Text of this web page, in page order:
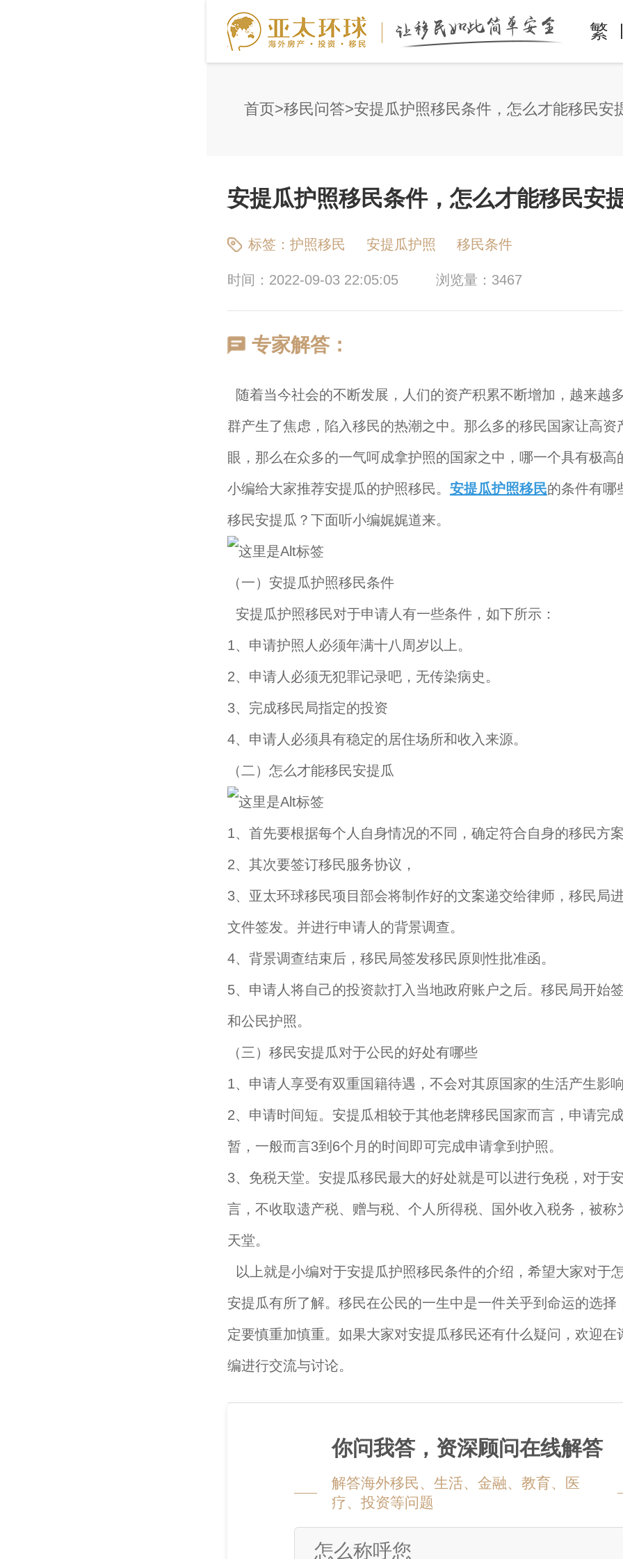
繁
首页 移民问答 安提瓜护照移民条件，怎么才能移民安
安提瓜护照移民条件，怎么才能移民安
标签： 护照移民 安提瓜护照 移民条件
时间：2022-09-03 22:05:05 浏览量：3467
专家解答：
随着当今社会的不断发展，人们的资产积累不断增加，越来越
群产生了焦虑，陷入移民的热潮之中。那么多的移民国家让高资
眼，那么在众多的一气呵成拿护照的国家之中，哪一个具有极高
小编给大家推荐安提瓜的护照移民。 安提瓜护照移民的条件有哪
移民安提瓜？下面听小编娓娓道来。
（一）安提瓜护照移民条件
安提瓜护照移民对于申请人有一些条件，如下所示：
1、申请护照人必须年满十八周岁以上。
2、申请人必须无犯罪记录吧，无传染病史。
3、完成移民局指定的投资
4、申请人必须具有稳定的居住场所和收入来源。
（二）怎么才能移民安提瓜
1、首先要根据每个人自身情况的不同，确定符合自身的移民方案
2、其次要签订移民服务协议，
3、亚太环球移民项目部会将制作好的文案递交给律师，移民局
文件签发。并进行申请人的背景调查。
4、背景调查结束后，移民局签发移民原则性批准函。
5、申请人将自己的投资款打入当地政府账户之后。移民局开始
和公民护照。
（三）移民安提瓜对于公民的好处有哪些
1、申请人享受有双重国籍待遇，不会对其原国家的生活产生影响
2、申请时间短。安提瓜相较于其他老牌移民国家而言，申请完
暂，一般而言3到6个月的时间即可完成申请拿到护照。
3、免税天堂。安提瓜移民最大的好处就是可以进行免税，对于
言，不收取遗产税、赠与税、个人所得税、国外收入税务，被称
天堂。
以上就是小编对于安提瓜护照移民条件的介绍，希望大家对于
安提瓜有所了解。移民在公民的一生中是一件关乎到命运的选择
定要慎重加慎重。如果大家对安提瓜移民还有什么疑问，欢迎在
编进行交流与讨论。
你问我答，资深顾问在线解答
解答海外移民、生活、金融、教育、医
疗、投资等问题